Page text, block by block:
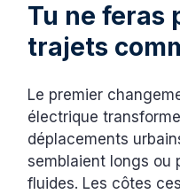
Tu ne feras
trajets
Le premier
électrique
déplacements
semblaient longs ou
fluides. Les côtes